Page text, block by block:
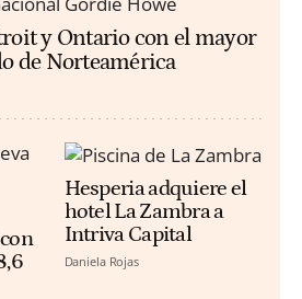
y Ontario con el mayor
de Norteamérica
Hesperia adquiere el
hotel La Zambra a
Intriva Capital
Daniela Rojas